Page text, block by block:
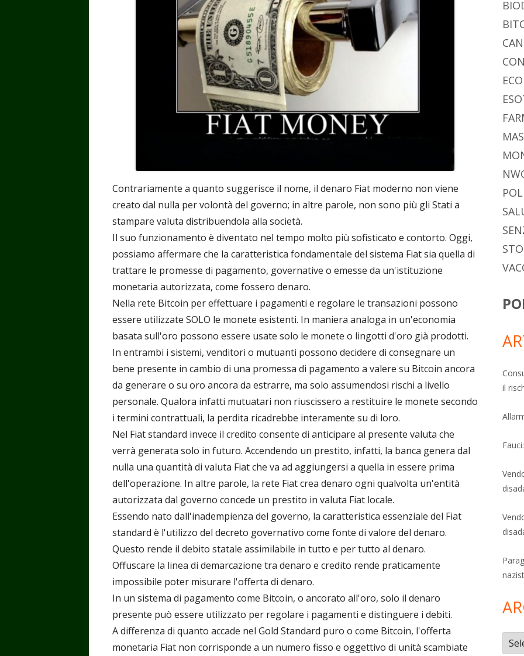
Contrariamente a quanto suggerisce il nome, il denaro Fiat moderno non viene
creato dal nulla per volontà del governo; in altre parole, non sono più gli Stati a
stampare valuta distribuendola alla società.
Il suo funzionamento è diventato nel tempo molto più sofisticato e contorto. Oggi,
possiamo affermare che la caratteristica fondamentale del sistema Fiat sia quella di
trattare le promesse di pagamento, governative o emesse da un'istituzione
monetaria autorizzata, come fossero denaro.
Nella rete Bitcoin per effettuare i pagamenti e regolare le transazioni possono
essere utilizzate SOLO le monete esistenti. In maniera analoga in un'economia
basata sull'oro possono essere usate solo le monete o lingotti d'oro già prodotti.
In entrambi i sistemi, venditori o mutuanti possono decidere di consegnare un
bene presente in cambio di una promessa di pagamento a valere su Bitcoin ancora
da generare o su oro ancora da estrarre, ma solo assumendosi rischi a livello
personale. Qualora infatti mutuatari non riuscissero a restituire le monete secondo
i termini contrattuali, la perdita ricadrebbe interamente su di loro.
Nel Fiat standard invece il credito consente di anticipare al presente valuta che
verrà generata solo in futuro. Accendendo un prestito, infatti, la banca genera dal
nulla una quantità di valuta Fiat che va ad aggiungersi a quella in essere prima
dell'operazione. In altre parole, la rete Fiat crea denaro ogni qualvolta un'entità
autorizzata dal governo concede un prestito in valuta Fiat locale.
Essendo nato dall'inadempienza del governo, la caratteristica essenziale del Fiat
standard è l'utilizzo del decreto governativo come fonte di valore del denaro.
Questo rende il debito statale assimilabile in tutto e per tutto al denaro.
Offuscare la linea di demarcazione tra denaro e credito rende praticamente
impossibile poter misurare l'offerta di denaro.
In un sistema di pagamento come Bitcoin, o ancorato all'oro, solo il denaro
presente può essere utilizzato per regolare i pagamenti e distinguere i debiti.
A differenza di quanto accade nel Gold Standard puro o come Bitcoin, l'offerta
monetaria Fiat non corrisponde a un numero fisso e oggettivo di unità scambiate
il